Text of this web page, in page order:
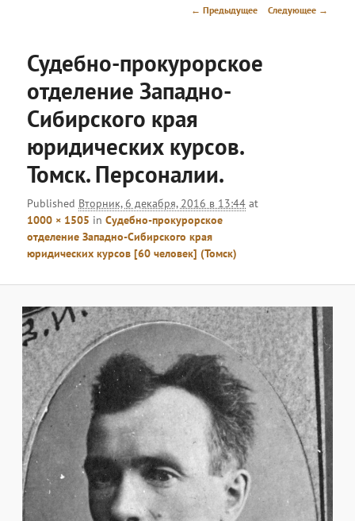
Навигация
← Предыдущее Следующее →
Судебно-прокурорское
отделение Западно-
Сибирского края
юридических курсов.
Томск. Персоналии.
Published Вторник, 6 декабря, 2016 в 13:44 at
1000 × 1505 inСудебно-прокурорское
отделение Западно-Сибирского края
юридических курсов [60 человек] (Томск)